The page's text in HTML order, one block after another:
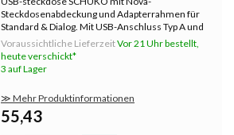
Steckdosenabdeckung und Adapterrahmen für
Standard & Dialog. Mit USB-Anschluss Typ A und
Typ C. Farbe: schwarz matt. Abdeckrahmen
müssen separat bestellt werden.
Voraussichtliche LieferzeitVor 21 Uhr bestellt,
heute verschickt*
3 auf Lager
≫ Mehr Produktinformationen
55,43